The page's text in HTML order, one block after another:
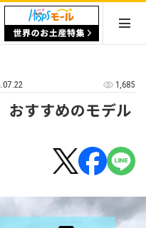
1,685
おすすめのモデル